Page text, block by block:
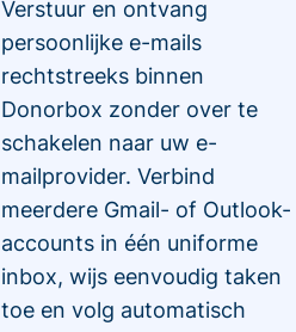
Verstuur en ontvang
persoonlijke e-mails
rechtstreeks binnen
Donorbox zonder over te
schakelen naar uw e-
mailprovider. Verbind
meerdere Gmail- of Outlook-
accounts in één uniforme
inbox, wijs eenvoudig taken
toe en volg automatisch